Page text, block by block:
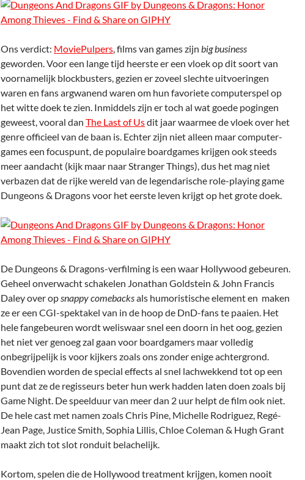
Ons verdict: MoviePulpers, films van games zijn big business
geworden. Voor een lange tijd heerste er een vloek op dit soort van
voornamelijk blockbusters, gezien er zoveel slechte uitvoeringen
waren en fans argwanend waren om hun favoriete computerspel op
het witte doek te zien. Inmiddels zijn er toch al wat goede pogingen
geweest, vooral dan The Last of Usdit jaar waarmee de vloek over het
genre officieel van de baan is. Echter zijn niet alleen maar computer-
games een focuspunt, de populaire boardgames krijgen ook steeds
meer aandacht (kijk maar naar Stranger Things), dus het mag niet
verbazen dat de rijke wereld van de legendarische role-playing game
Dungeons & Dragons voor het eerste leven krijgt op het grote doek.
De Dungeons & Dragons-verfilming is een waar Hollywood gebeuren.
Geheel onverwacht schakelen Jonathan Goldstein & John Francis
Daley over opsnappy comebacksals humoristische element en maken
ze er een CGI-spektakel van in de hoop de DnD-fans te paaien. Het
hele fangebeuren wordt weliswaar snel een doorn in het oog, gezien
het niet ver genoeg zal gaan voor boardgamers maar volledig
onbegrijpelijk is voor kijkers zoals ons zonder enige achtergrond.
Bovendien worden de special effects al snel lachwekkend tot op een
punt dat ze de regisseurs beter hun werk hadden laten doen zoals bij
Game Night. De speelduur van meer dan 2 uur helpt de film ook niet.
De hele cast met namen zoals Chris Pine, Michelle Rodriguez, Regé-
Jean Page, Justice Smith, Sophia Lillis, Chloe Coleman & Hugh Grant
maakt zich tot slot ronduit belachelijk.
Kortom, spelen die de Hollywood treatment krijgen, komen nooit